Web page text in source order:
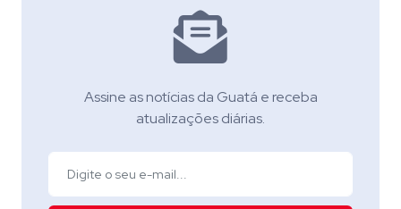
Assine as notícias da Guatá e receba
atualizações diárias.